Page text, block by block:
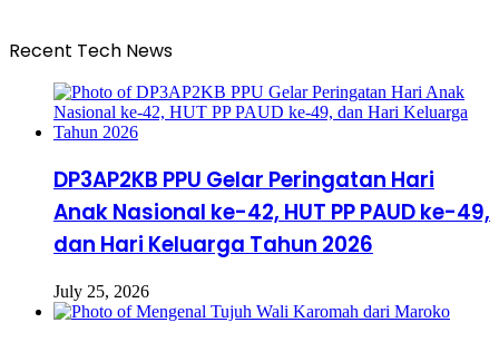
Recent Tech News
DP3AP2KB PPU Gelar Peringatan Hari
Anak Nasional ke-42, HUT PP PAUD ke-49,
dan Hari Keluarga Tahun 2026
July 25, 2026